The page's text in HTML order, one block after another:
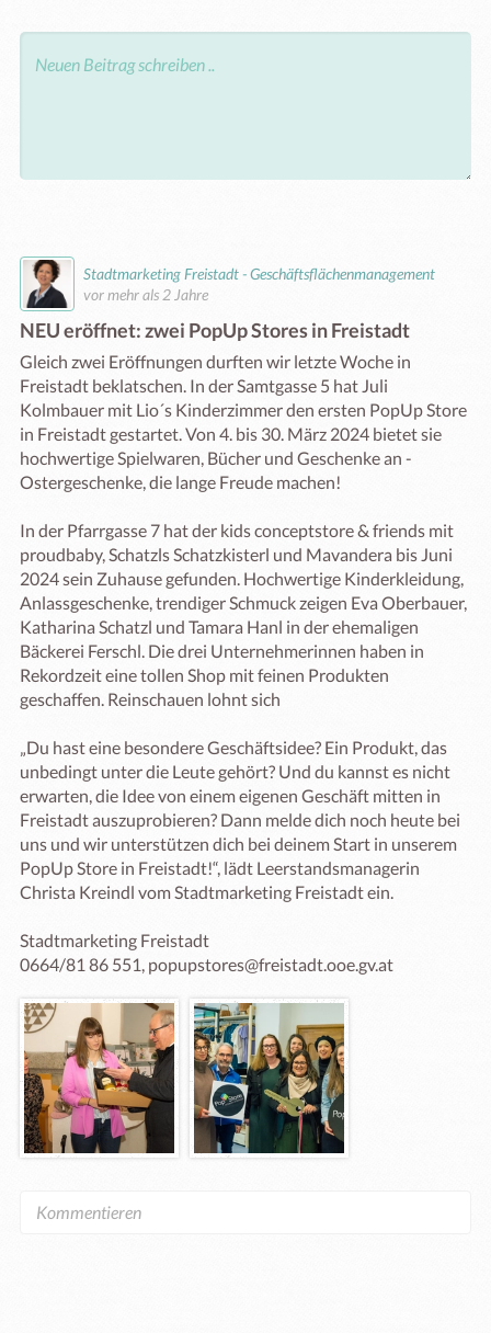
Stadtmarketing Freistadt - Geschäftsflächenmanagement
vor mehr als 2 Jahre
NEU eröffnet: zwei PopUp Stores in Freistadt
Gleich zwei Eröffnungen durften wir letzte Woche in
Freistadt beklatschen. In der Samtgasse 5 hat Juli
Kolmbauer mit Lio´s Kinderzimmer den ersten PopUp Store
in Freistadt gestartet. Von 4. bis 30. März 2024 bietet sie
hochwertige Spielwaren, Bücher und Geschenke an -
Ostergeschenke, die lange Freude machen!
In der Pfarrgasse 7 hat der kids conceptstore & friends mit
proudbaby, Schatzls Schatzkisterl und Mavandera bis Juni
2024 sein Zuhause gefunden. Hochwertige Kinderkleidung,
Anlassgeschenke, trendiger Schmuck zeigen Eva Oberbauer,
Katharina Schatzl und Tamara Hanl in der ehemaligen
Bäckerei Ferschl. Die drei Unternehmerinnen haben in
Rekordzeit eine tollen Shop mit feinen Produkten
geschaffen. Reinschauen lohnt sich
„Du hast eine besondere Geschäftsidee? Ein Produkt, das
unbedingt unter die Leute gehört? Und du kannst es nicht
erwarten, die Idee von einem eigenen Geschäft mitten in
Freistadt auszuprobieren? Dann melde dich noch heute bei
uns und wir unterstützen dich bei deinem Start in unserem
PopUp Store in Freistadt!“, lädt Leerstandsmanagerin
Christa Kreindl vom Stadtmarketing Freistadt ein.
Stadtmarketing Freistadt
0664/81 86 551, popupstores@freistadt.ooe.gv.at